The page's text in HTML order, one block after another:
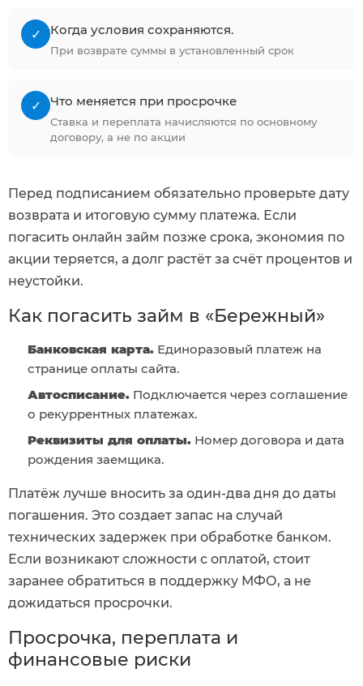
✓ Когда условия сохраняются.
При возврате суммы в установленный срок
✓ Что меняется при просрочке
Ставка и переплата начисляются по основному
договору, а не по акции
Перед подписанием обязательно проверьте дату
возврата и итоговую сумму платежа. Если
погасить онлайн займ позже срока, экономия по
акции теряется, а долг растёт за счёт процентов и
неустойки.
Как погасить займ в «Бережный»
Банковская карта. Единоразовый платеж на
странице оплаты сайта.
Автосписание. Подключается через соглашение
о рекуррентных платежах.
Реквизиты для оплаты. Номер договора и дата
рождения заемщика.
Платёж лучше вносить за один-два дня до даты
погашения. Это создает запас на случай
технических задержек при обработке банком.
Если возникают сложности с оплатой, стоит
заранее обратиться в поддержку МФО, а не
дожидаться просрочки.
Просрочка, переплата и
финансовые риски